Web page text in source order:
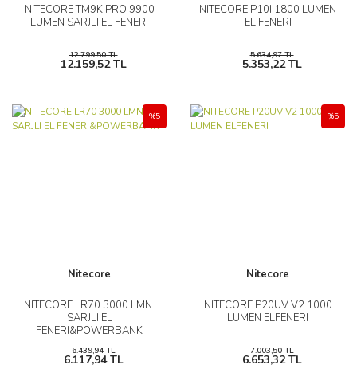
NITECORE TM9K PRO 9900
LUMEN SARJLI EL FENERI
12.799,50 TL
12.159,52 TL
NITECORE P10I 1800 LUMEN
EL FENERI
5.634,97 TL
5.353,22 TL
Nitecore
NITECORE LR70 3000 LMN.
SARJLI EL
FENERI&POWERBANK
%5
6.439,94 TL
6.117,94 TL
Nitecore
NITECORE P20UV V2 1000
LUMEN ELFENERI
%5
7.003,50 TL
6.653,32 TL